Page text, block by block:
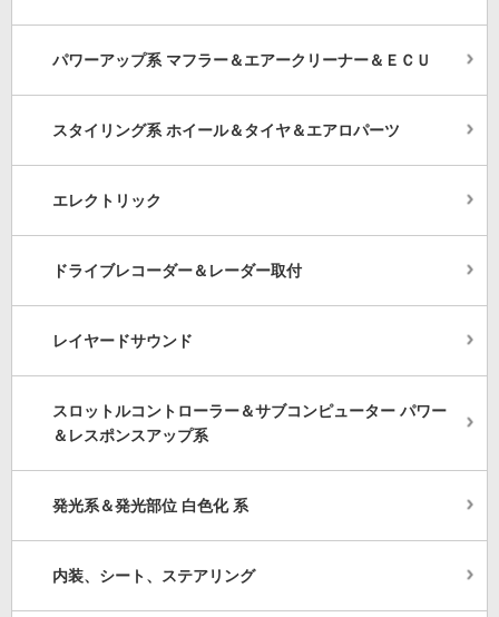
パワーアップ系 マフラー＆エアークリーナー＆ＥＣＵ
スタイリング系 ホイール＆タイヤ＆エアロパーツ
エレクトリック
ドライブレコーダー＆レーダー取付
レイヤードサウンド
スロットルコントローラー＆サブコンピューター パワー
＆レスポンスアップ系
発光系＆発光部位 白色化 系
内装、シート、ステアリング